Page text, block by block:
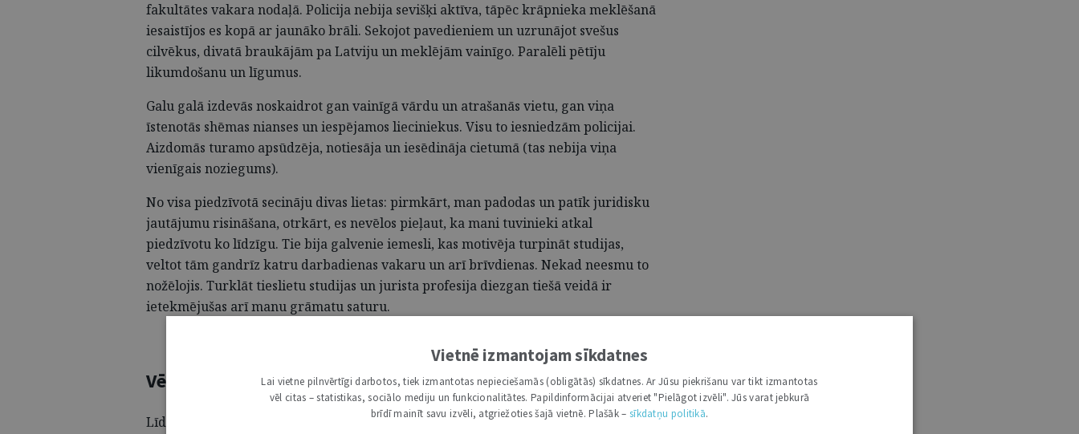
fakultātes vakara nodaļā. Policija nebija sevišķi aktīva, tāpēc krāpnieka meklēšanā
iesaistījos es kopā ar jaunāko brāli. Sekojot pavedieniem un uzrunājot svešus
cilvēkus, divatā braukājām pa Latviju un meklējām vainīgo. Paralēli pētīju
likumdošanu un līgumus.
Galu galā izdevās noskaidrot gan vainīgā vārdu un atrašanās vietu, gan viņa
īstenotās shēmas nianses un iespējamos lieciniekus. Visu to iesniedzām policijai.
Aizdomās turamo apsūdzēja, notiesāja un iesēdināja cietumā (tas nebija viņa
vienīgais noziegums).
No visa piedzīvotā secināju divas lietas: pirmkārt, man padodas un patīk juridisku
jautājumu risināšana, otrkārt, es nevēlos pieļaut, ka mani tuvinieki atkal
piedzīvotu ko līdzīgu. Tie bija galvenie iemesli, kas motivēja turpināt studijas,
veltot tām gandrīz katru darbadienas vakaru un arī brīvdienas. Nekad neesmu to
nožēlojis. Turklāt tieslietu studijas un jurista profesija diezgan tiešā veidā ir
ietekmējušas arī manu grāmatu saturu.
Vēlme mainīt
Līdz daiļliteratūras rakstīšanai nonācu līdzīgi kā līdz tieslietām. Rakstīju jau kopš
Vietnē izmantojam sīkdatnes
Lai vietne pilnvērtīgi darbotos, tiek izmantotas nepieciešamās (obligātās) sīkdatnes. Ar Jūsu piekrišanu var tikt izmantotas
vēl citas – statistikas, sociālo mediju un funkcionalitātes. Papildinformācijai atveriet "Pielāgot izvēli". Jūs varat jebkurā
brīdī mainīt savu izvēli, atgriežoties šajā vietnē. Plašāk – sīkdatņu politikā.